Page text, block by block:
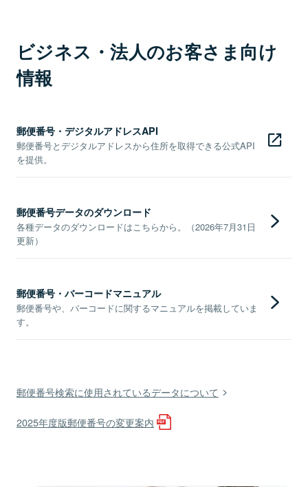
ビジネス・法人のお客さま向け
情報
郵便番号・デジタルアドレスAPI
郵便番号とデジタルアドレスから住所を取得できる公式API
を提供。
郵便番号データのダウンロード
各種データのダウンロードはこちらから。（2026年7月31日
更新）
郵便番号・バーコードマニュアル
郵便番号や、バーコードに関するマニュアルを掲載していま
す。
郵便番号検索に使用されているデータについて
2025年度版郵便番号の変更案内